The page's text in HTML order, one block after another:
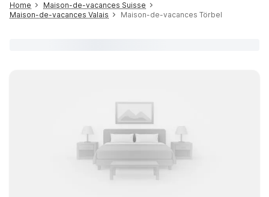
Home
Maison-de-vacances Suisse
Maison-de-vacances Valais
Maison-de-vacances Törbel